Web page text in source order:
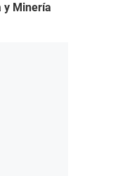
y Minería